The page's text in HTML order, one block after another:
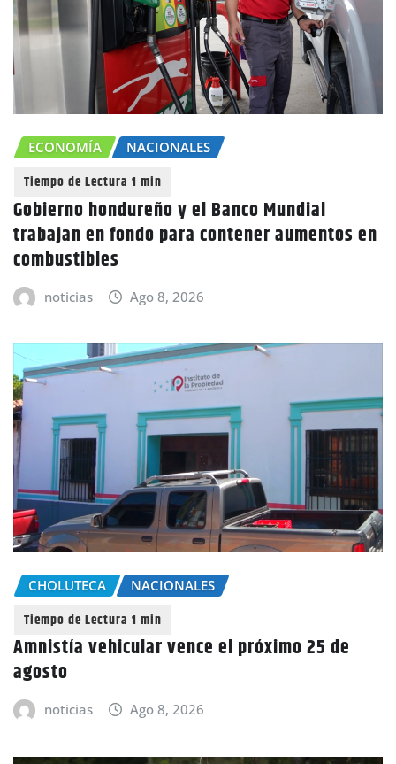
ECONOMÍA NACIONALES
Gobierno hondureño y el Banco Mundial
trabajan en fondo para contener aumentos en
combustibles
noticias Ago 8, 2026
CHOLUTECA NACIONALES
Amnistía vehicular vence el próximo 25 de
agosto
noticias Ago 8, 2026